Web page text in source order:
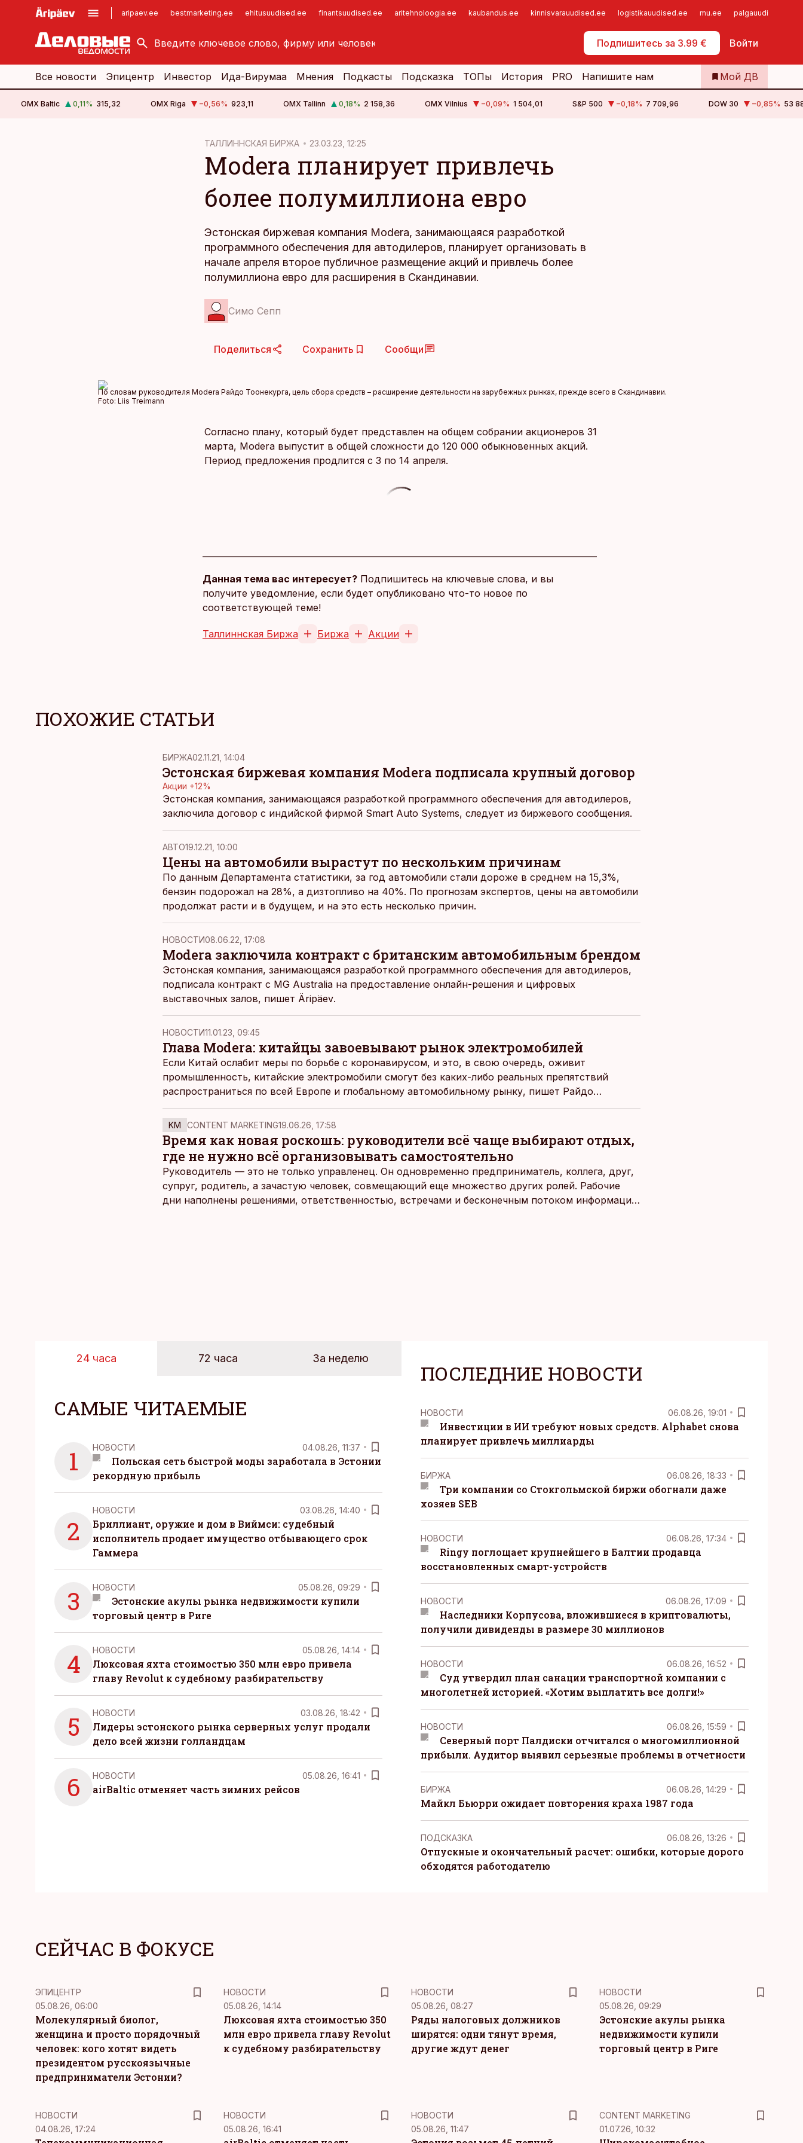
aripaev.ee bestmarketing.ee ehitusuudised.ee finantsuudised.ee aritehnoloogia.ee kaubandus.ee kinnisvarauudised.ee logistikauudised.ee mu.ee palgauudised.ee
Подпишитесь за 3.99 € Войти
kinnisvarauudised.ee
logistikauudised.ee
imelineajalugu.ee
Самообслуживание
Все новости Эпицентр Инвестор Ида-Вирумаа Мнения Подкасты Подсказка ТОПы История PRO Напишите нам Мой ДВ
OMX Baltic 0,11% 315,32 OMX Riga −0,56% 923,11 OMX Tallinn 0,18% 2 158,36 OMX Vilnius −0,09% 1 504,01 S&P 500 −0,18% 7 709,96 DOW 30 −0,85% 53
ТАЛЛИННСКАЯ БИРЖА 23.03.23, 12:25
Modera планирует привлечь
более полумиллиона евро
Эстонская биржевая компания Modera, занимающаяся разработкой
программного обеспечения для автодилеров, планирует организовать в
начале апреля второе публичное размещение акций и привлечь более
полумиллиона евро для расширения в Скандинавии.
Симо Сепп
Поделиться Сохранить Сообщи
По словам руководителя Modera Райдо Тоонекурга, цель сбора средств – расширение деятельности на зарубежных рынках, прежде всего в Скандинавии.
Foto: Liis Treimann
Согласно плану, который будет представлен на общем собрании акционеров 31
марта, Modera выпустит в общей сложности до 120 000 обыкновенных акций.
Период предложения продлится с 3 по 14 апреля.
Данная тема вас интересует? Подпишитесь на ключевые слова, и вы
получите уведомление, если будет опубликовано что-то новое по
соответствующей теме!
Таллиннская Биржа Биржа Акции
ПОХОЖИЕ СТАТЬИ
БИРЖА02.11.21, 14:04
Эстонская биржевая компания Modera подписала крупный договор
Акции +12%
Эстонская компания, занимающаяся разработкой программного обеспечения для автодилеров,
заключила договор с индийской фирмой Smart Auto Systems, следует из биржевого сообщения.
AВТО19.12.21, 10:00
Цены на автомобили вырастут по нескольким причинам
По данным Департамента статистики, за год автомобили стали дороже в среднем на 15,3%,
бензин подорожал на 28%, а дизтопливо на 40%. По прогнозам экспертов, цены на автомобили
продолжат расти и в будущем, и на это есть несколько причин.
НОВОСТИ08.06.22, 17:08
Modera заключила контракт с британским автомобильным брендом
Эстонская компания, занимающаяся разработкой программного обеспечения для автодилеров,
подписала контракт с MG Australia на предоставление онлайн-решения и цифровых
выставочных залов, пишет Äripäev.
НОВОСТИ11.01.23, 09:45
Глава Modera: китайцы завоевывают рынок электромобилей
Если Китай ослабит меры по борьбе с коронавирусом, и это, в свою очередь, оживит
промышленность, китайские электромобили смогут без каких-либо реальных препятствий
распространиться по всей Европе и глобальному автомобильному рынку, пишет Райдо
Тоонекург, генеральный директор биржевой компании Modera.
KM CONTENT MARKETING19.06.26, 17:58
Время как новая роскошь: руководители всё чаще выбирают отдых,
где не нужно всё организовывать самостоятельно
Руководитель — это не только управленец. Он одновременно предприниматель, коллега, друг,
супруг, родитель, а зачастую человек, совмещающий еще множество других ролей. Рабочие
дни наполнены решениями, ответственностью, встречами и бесконечным потоком информации,
24 часа 72 часа За неделю
САМЫЕ ЧИТАЕМЫЕ
1 НОВОСТИ 04.08.26, 11:37
Польская сеть быстрой моды заработала в Эстонии
рекордную прибыль
2
НОВОСТИ 03.08.26, 14:40
Бриллиант, оружие и дом в Виймси: судебный
исполнитель продает имущество отбывающего срок
Гаммера
3 НОВОСТИ 05.08.26, 09:29
Эстонские акулы рынка недвижимости купили
торговый центр в Риге
4 НОВОСТИ 05.08.26, 14:14
Люксовая яхта стоимостью 350 млн евро привела
главу Revolut к судебному разбирательству
5 НОВОСТИ 03.08.26, 18:42
Лидеры эстонского рынка серверных услуг продали
дело всей жизни голландцам
6 НОВОСТИ 05.08.26, 16:41
airBaltic отменяет часть зимних рейсов
ПОСЛЕДНИЕ НОВОСТИ
НОВОСТИ 06.08.26, 19:01
Инвестиции в ИИ требуют новых средств. Alphabet снова
планирует привлечь миллиарды
БИРЖА 06.08.26, 18:33
Три компании со Стокгольмской биржи обогнали даже
хозяев SEB
НОВОСТИ 06.08.26, 17:34
Ringy поглощает крупнейшего в Балтии продавца
восстановленных смарт-устройств
НОВОСТИ 06.08.26, 17:09
Наследники Корпусова, вложившиеся в криптовалюты,
получили дивиденды в размере 30 миллионов
НОВОСТИ 06.08.26, 16:52
Суд утвердил план санации транспортной компании с
многолетней историей. «Хотим выплатить все долги!»
НОВОСТИ 06.08.26, 15:59
Северный порт Палдиски отчитался о многомиллионной
прибыли. Аудитор выявил серьезные проблемы в отчетности
БИРЖА 06.08.26, 14:29
Майкл Бьюрри ожидает повторения краха 1987 года
ПОДСКАЗКА 06.08.26, 13:26
Отпускные и окончательный расчет: ошибки, которые дорого
обходятся работодателю
СЕЙЧАС В ФОКУСЕ
ЭПИЦЕНТР
05.08.26, 06:00
Молекулярный биолог,
женщина и просто порядочный
человек: кого хотят видеть
президентом русскоязычные
предприниматели Эстонии?
НОВОСТИ
05.08.26, 14:14
Люксовая яхта стоимостью 350
млн евро привела главу Revolut
к судебному разбирательству
НОВОСТИ
05.08.26, 08:27
Ряды налоговых должников
ширятся: одни тянут время,
другие ждут денег
НОВОСТИ
05.08.26, 09:29
Эстонские акулы рынка
недвижимости купили
торговый центр в Риге
НОВОСТИ
04.08.26, 17:24
НОВОСТИ
05.08.26, 16:41
НОВОСТИ
05.08.26, 11:47
KM
CONTENT MARKETING
01.07.26, 10:32